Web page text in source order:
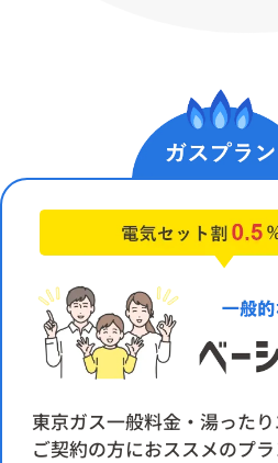
東京ガス一般料金・湯った
ご契約の方におススメのプ